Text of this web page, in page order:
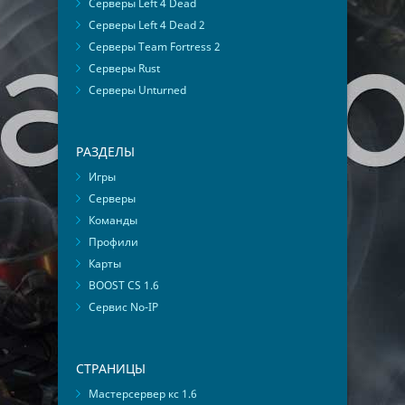
Серверы Left 4 Dead
Серверы Left 4 Dead 2
Серверы Team Fortress 2
Серверы Rust
Серверы Unturned
РАЗДЕЛЫ
Игры
Серверы
Команды
Профили
Карты
BOOST CS 1.6
Сервис No-IP
СТРАНИЦЫ
Мастерсервер кс 1.6